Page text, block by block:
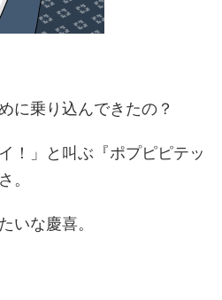
に乗り込んできたの？
！」と叫ぶ『ポプピピテッ
。
いな慶喜。